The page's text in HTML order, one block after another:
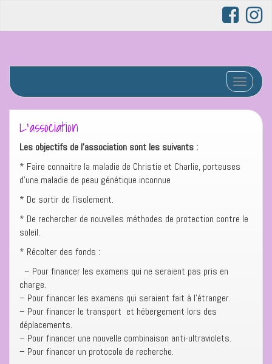
Afficher/
L’association
Les objectifs de l’association sont les suivants :
* Faire connaitre la maladie de Christie et Charlie, porteuses
d’une maladie de peau génétique inconnue
* De sortir de l’isolement.
* De rechercher de nouvelles méthodes de protection contre le
soleil.
* Récolter des fonds :
– Pour financer les examens qui ne seraient pas pris en
charge.
– Pour financer les examens qui seraient fait à l’étranger.
– Pour financer le transport et hébergement lors des
déplacements.
– Pour financer une nouvelle combinaison anti-ultraviolets.
– Pour financer un protocole de recherche.